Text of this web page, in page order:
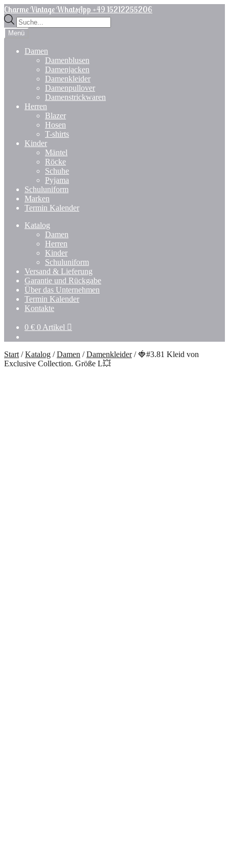
Zur
Navigation
springen
Zum
Inhalt
springen
Charme Vintage WhatsApp +49 15212255206
Products
search
Menü
Damen
Damenblusen
Damenjacken
Damenkleider
Damenpullover
Damenstrickwaren
Herren
Blazer
Hosen
T-shirts
Kinder
Mäntel
Röcke
Schuhe
Pyjama
Schuluniform
Marken
Termin Kalender
Katalog
Damen
Herren
Kinder
Schuluniform
Versand & Lieferung
Garantie und Rückgabe
Über das Unternehmen
Termin Kalender
Kontakte
0 € 0 Artikel
Start /Katalog /Damen /Damenkleider/ 🍓#3.81 Kleid von
Exclusive Collection. Größe L💥